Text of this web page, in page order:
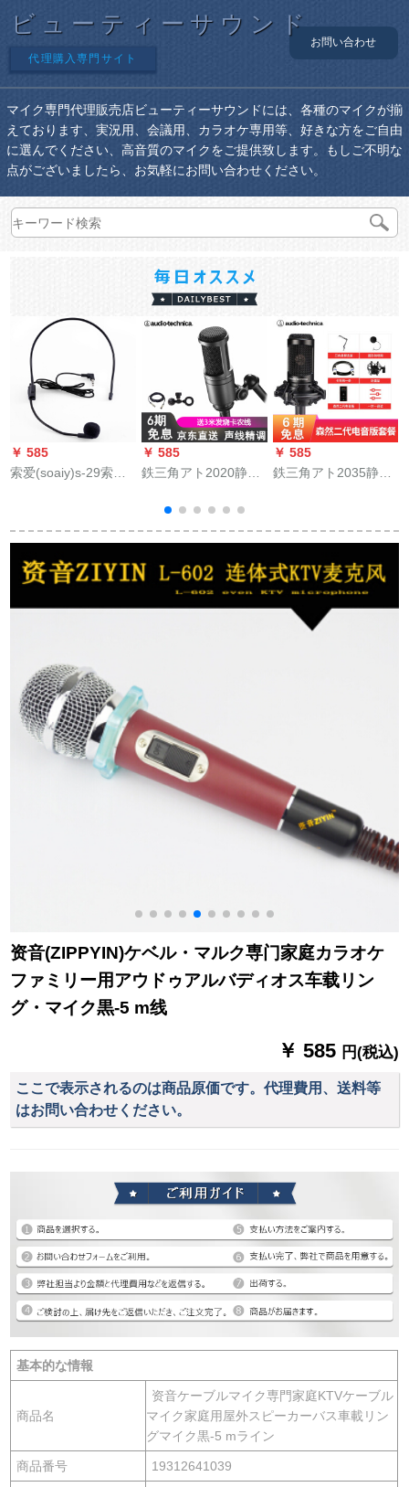
ビューティーサウンド
代理購入専門サイト
お問い合わせ
マイク専門代理販売店ビューティーサウンドには、各種のマイクが揃
えております、実況用、会議用、カラオケ専用等、好きな方をご自由
に選んでください、高音質のマイクをご提供致します。もしご不明な
点がございましたら、お気軽にお問い合わせください。
￥ 585
索爱(soaiy)s-29索爱
を标准装备していま
￥ 585
鉄三角アト2020静電
はカラオケ生放送キ
ャスターで全セト録
帯の電話のパソコで
通用する早手歌はマ
イク専用のマイクを
￥ 585
鉄三角アト2035静電
付けオーカドドを生
ます。マイクの専门
设备はみななで森然
と放送します。
资音(ZIPPYIN)ケベル・マルク専门家庭カラオケ
ファミリー用アウドゥアルバディオス车载リン
グ・マイク黒-5 m线
￥ 585 円(税込)
ここで表示されるのは商品原価です。代理費用、送料等
はお問い合わせください。
基本的な情報
商品名
资音ケーブルマイク専門家庭KTVケーブル
マイク家庭用屋外スピーカーバス車載リン
グマイク黒-5 mライン
商品番号 19312641039